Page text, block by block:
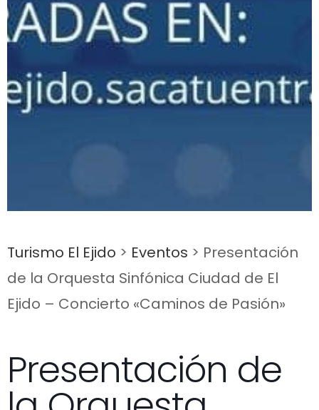
Turismo El Ejido > Eventos > Presentación
de la Orquesta Sinfónica Ciudad de El
Ejido – Concierto «Caminos de Pasión»
Presentación de